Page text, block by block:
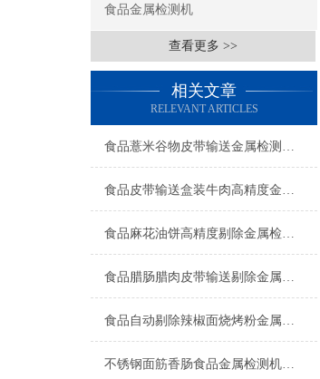
食品金属检测机
查看更多 >>
相关文章
RELEVANT ARTICLES
食品薏米谷物皮带输送金属检测机工厂生产
食品皮带输送盒装牛肉高精度金属检测机操作简单
食品麻花油饼高精度剔除金属检测机厂家
食品腊肠腊肉皮带输送剔除金属检测机简介
食品自动剔除辣椒面烧烤粉金属检测机产品简介
不锈钢面筋香肠食品金属检测机生产商